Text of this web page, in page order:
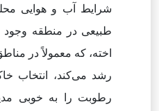
شرایط آب و هوایی
طبیعی در منطقه وجود
اخته، که معمولاً در
رشد می‌کند، انتخاب
رطوبت را به خوبی